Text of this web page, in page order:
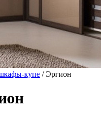
купе / Эргион